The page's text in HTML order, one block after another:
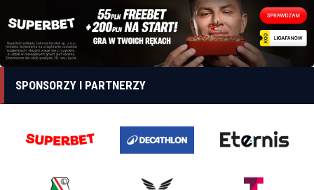
SPONSORZY I PARTNERZY